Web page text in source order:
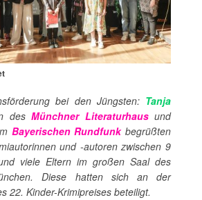
bei den Jüngsten: Tanja
des Münchner Literaturhausund
Bayerischen Rundfunkbegrüßten
und -autoren zwischen 9
viele Eltern im großen Saal des
Diese hatten sich an der
22. Kinder-Krimipreises beteiligt.